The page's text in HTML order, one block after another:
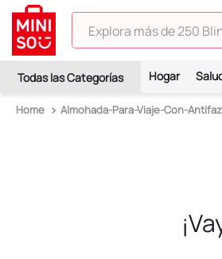
Explora más de 250 Blind
Hogar
Almohada-Para-Viaje-Con-
TÉRMINOS MÁS
2.
spiderman